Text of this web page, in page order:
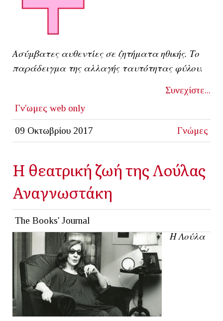
Ασύμβατες αυθεντίες σε ζητήματα ηθικής. Το
παράδειγμα της αλλαγής ταυτότητας φύλου.
Συνεχίστε...
Γν'ωμες web only
09 Οκτωβρίου 2017 Γνώμες
Η θεατρική ζωή της Λούλας
Αναγνωστάκη
The Books' Journal
Η Λούλα